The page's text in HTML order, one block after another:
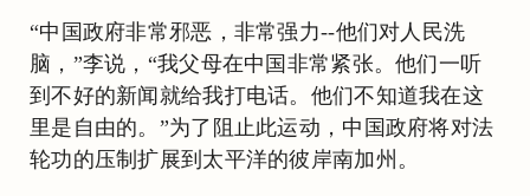
“中国政府非常邪恶，非常强力--他们对人民洗
脑，”李说，“我父母在中国非常紧张。他们一听
到不好的新闻就给我打电话。他们不知道我在这
里是自由的。”为了阻止此运动，中国政府将对法
轮功的压制扩展到太平洋的彼岸南加州。